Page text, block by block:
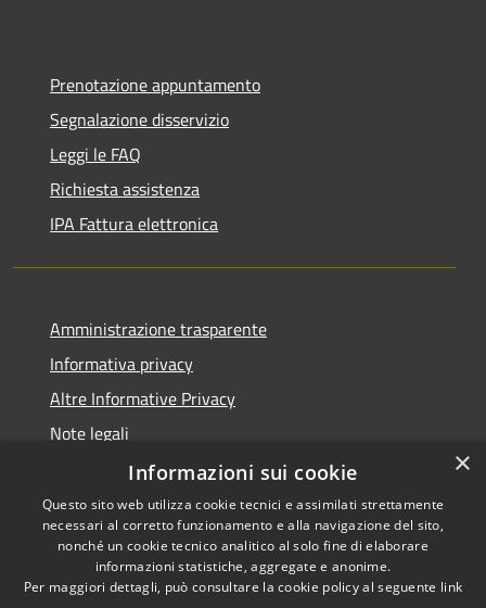
Prenotazione appuntamento
Segnalazione disservizio
Leggi le FAQ
Richiesta assistenza
IPA Fattura elettronica
Amministrazione trasparente
Informativa privacy
Altre Informative Privacy
Note legali
Dichiarazione di accessibilità
RSS
Copyright © 2026 • Comune di
×
Informazioni sui cookie
Questo sito web utilizza cookie tecnici e assimilati strettamente
necessari al corretto funzionamento e alla navigazione del sito,
nonché un cookie tecnico analitico al solo fine di elaborare
informazioni statistiche, aggregate e anonime.
Per maggiori dettagli, può consultare la cookie policy al seguente link